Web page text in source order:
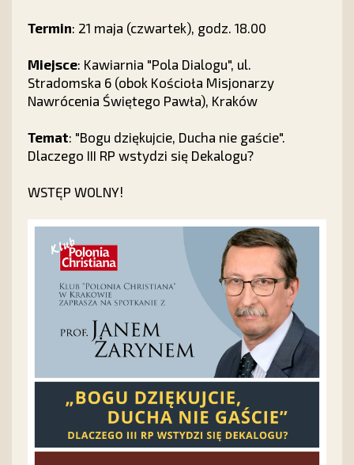
Termin: 21 maja (czwartek), godz. 18.00
Miejsce: Kawiarnia "Pola Dialogu", ul.
Stradomska 6 (obok Kościoła Misjonarzy
Nawrócenia Świętego Pawła), Kraków
Temat: "Bogu dziękujcie, Ducha nie gaście".
Dlaczego III RP wstydzi się Dekalogu?
WSTĘP WOLNY!